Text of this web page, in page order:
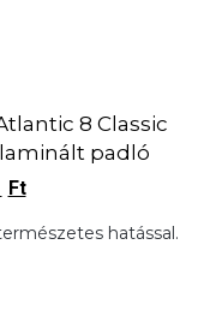
8 Classic
padló
Ft
hatással.